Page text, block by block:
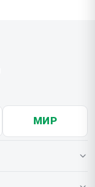
МИР